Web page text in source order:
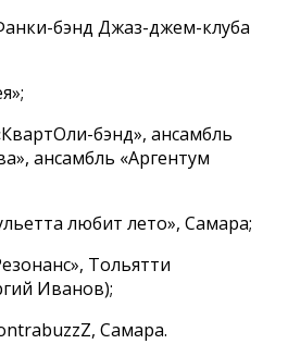
бэнд Джаз-джем-клуба
бэнд», ансамбль
ансамбль «Аргентум
любит лето», Самара;
Тольятти
Иванов);
Самара.